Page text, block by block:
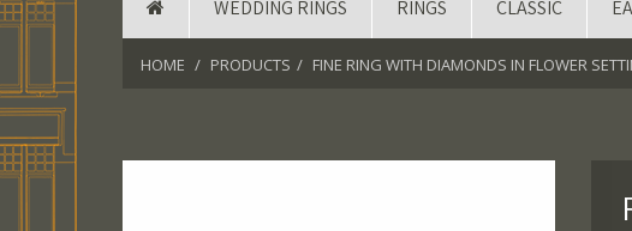
WEDDING RINGS RINGS CLASSIC
HOME PRODUCTS FINE RING WITH DIAMONDS IN FLOWER